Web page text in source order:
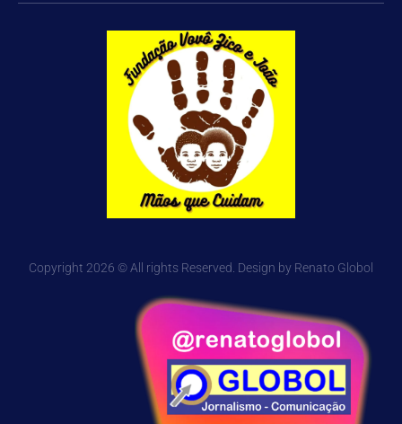
Copyright 2026 © All rights Reserved. Design by Renato Globol